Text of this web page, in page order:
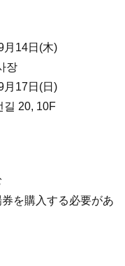
月14日(木)
장
月17日(日)
길 20, 10F
を購入する必要があ